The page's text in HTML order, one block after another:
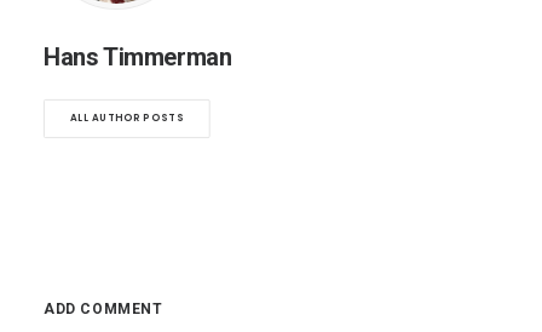
Hans Timmerman
ALL AUTHOR POSTS
ADD COMMENT